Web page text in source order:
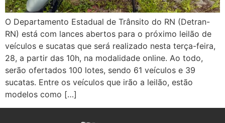
O Departamento Estadual de Trânsito do RN (Detran-
RN) está com lances abertos para o próximo leilão de
veículos e sucatas que será realizado nesta terça-feira,
28, a partir das 10h, na modalidade online. Ao todo,
serão ofertados 100 lotes, sendo 61 veículos e 39
sucatas. Entre os veículos que irão a leilão, estão
modelos como […]